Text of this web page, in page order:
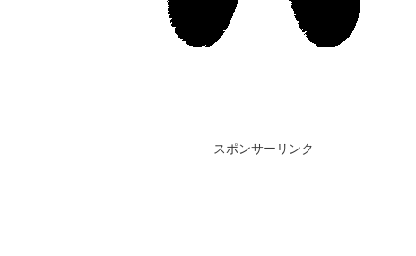
スポンサーリンク